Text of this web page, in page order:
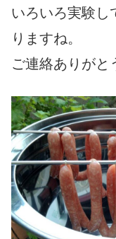
いろいろ実験し
りますね。
ご連絡ありがと